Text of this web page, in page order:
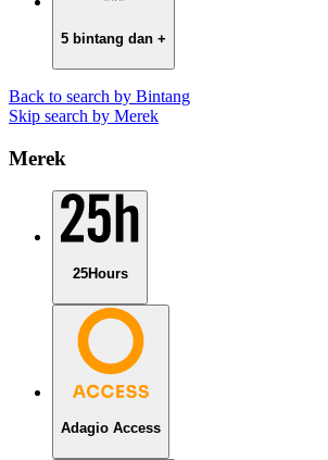
5 bintang dan +
Back to search by Bintang
Skip search by Merek
Merek
25Hours
Adagio Access